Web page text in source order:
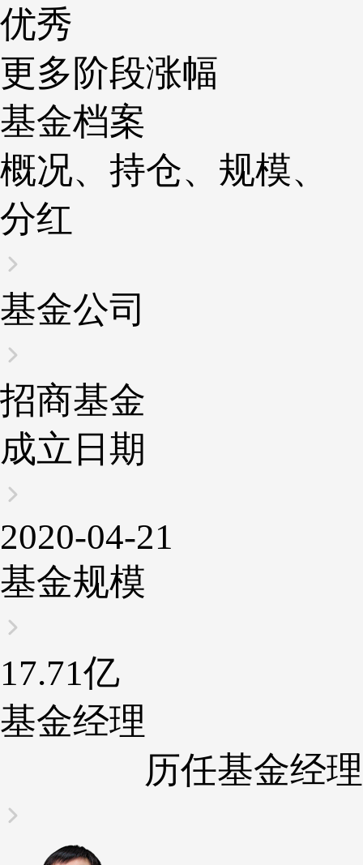
优秀
更多阶段涨幅
基金档案
概况、持仓、规模、
分红
基金公司
招商基金
成立日期
2020-04-21
基金规模
17.71亿
基金经理
历任基金经理